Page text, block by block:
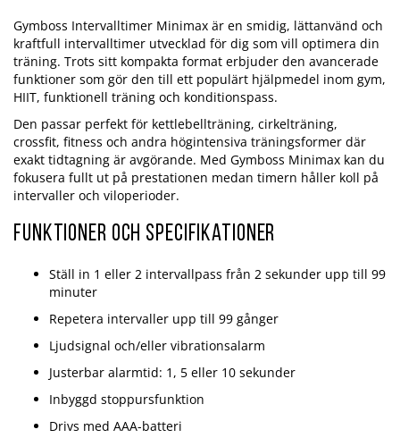
Gymboss Intervalltimer Minimax är en smidig, lättanvänd och
kraftfull intervalltimer utvecklad för dig som vill optimera din
träning. Trots sitt kompakta format erbjuder den avancerade
funktioner som gör den till ett populärt hjälpmedel inom gym,
HIIT, funktionell träning och konditionspass.
Den passar perfekt för kettlebellträning, cirkelträning,
crossfit, fitness och andra högintensiva träningsformer där
exakt tidtagning är avgörande. Med Gymboss Minimax kan du
fokusera fullt ut på prestationen medan timern håller koll på
intervaller och viloperioder.
Funktioner och specifikationer
Ställ in 1 eller 2 intervallpass från 2 sekunder upp till 99
minuter
Repetera intervaller upp till 99 gånger
Ljudsignal och/eller vibrationsalarm
Justerbar alarmtid: 1, 5 eller 10 sekunder
Inbyggd stoppursfunktion
Drivs med AAA-batteri